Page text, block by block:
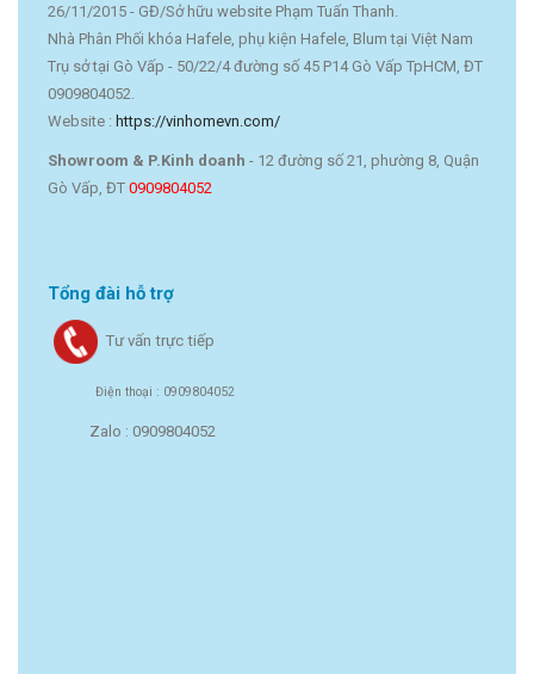
26/11/2015 - GĐ/Sở hữu website Phạm Tuấn Thanh.
Nhà Phân Phối khóa Hafele, phụ kiện Hafele, Blum tại Việt Nam
Trụ sở tại Gò Vấp - 50/22/4 đường số 45 P14 Gò Vấp TpHCM, ĐT
0909804052.
Website : https://vinhomevn.com/
Showroom & P.Kinh doanh - 12 đường số 21, phường 8, Quận
Gò Vấp, ĐT 0909804052
Tổng đài hỗ trợ
Tư vấn trực tiếp
Điện thoại : 0909804052
Zalo : 0909804052